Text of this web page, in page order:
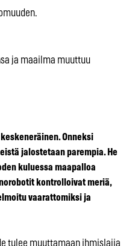
ja maailma muuttuu
Onneksi
jalostetaan parempia. He
kuluessa maapalloa
kontrolloivat meriä,
vaarattomiksi ja
tulee muuttamaan ihmislajia